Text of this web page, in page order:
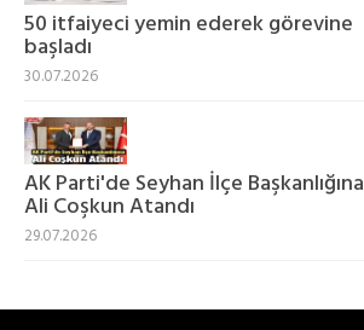
50 itfaiyeci yemin ederek görevine
başladı
30.07.2026
AK Parti'de Seyhan İlçe Başkanlığına
Ali Coşkun Atandı
29.07.2026